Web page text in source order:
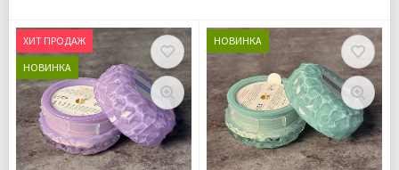
ХИТ ПРОДАЖ
НОВИНКА
НОВИНКА